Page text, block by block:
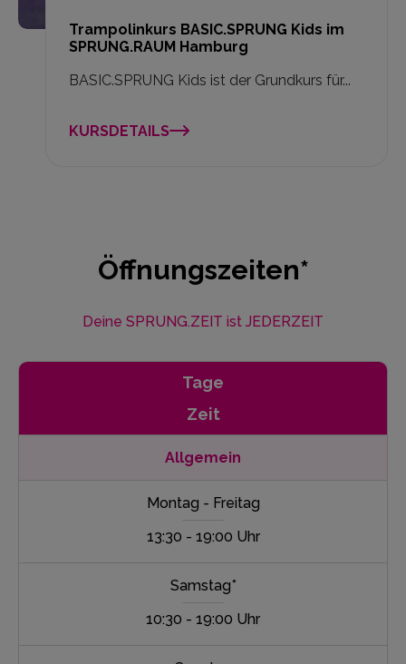
Trampolinkurs BASIC.SPRUNG Kids im
SPRUNG.RAUM Hamburg
BASIC.SPRUNG Kids ist der Grundkurs für...
KURSDETAILS
Öffnungszeiten*
Deine SPRUNG.ZEIT ist JEDERZEIT
Tage
Zeit
Allgemein
Montag - Freitag
13:30 - 19:00 Uhr
Samstag*
10:30 - 19:00 Uhr